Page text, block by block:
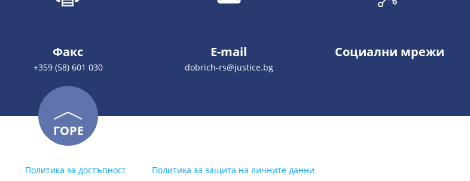
Факс
+359 (58) 601 030
E-mail
dobrich-rs@justice.bg
Социални мрежи
ГОРЕ
Политика за достъпност Политика за защита на личните данни